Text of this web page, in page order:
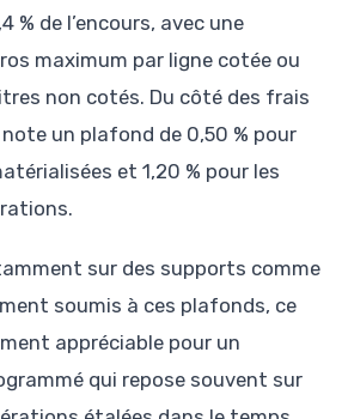
% de l’encours, avec une
maximum par ligne cotée ou
non cotés. Du côté des frais
un plafond de 0,50 % pour
et 1,20 % pour les
sur des supports comme
soumis à ces plafonds, ce
appréciable pour un
qui repose souvent sur